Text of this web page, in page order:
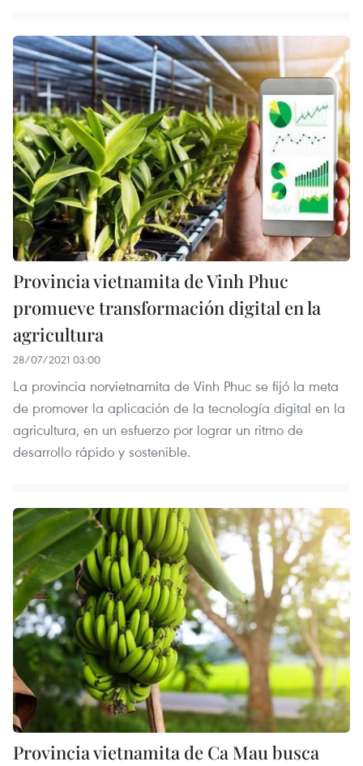
Provincia vietnamita de Vinh Phuc
promueve transformación digital en la
agricultura
28/07/2021 03:00
La provincia norvietnamita de Vinh Phuc se fijó la meta
de promover la aplicación de la tecnología digital en la
agricultura, en un esfuerzo por lograr un ritmo de
desarrollo rápido y sostenible.
Provincia vietnamita de Ca Mau busca